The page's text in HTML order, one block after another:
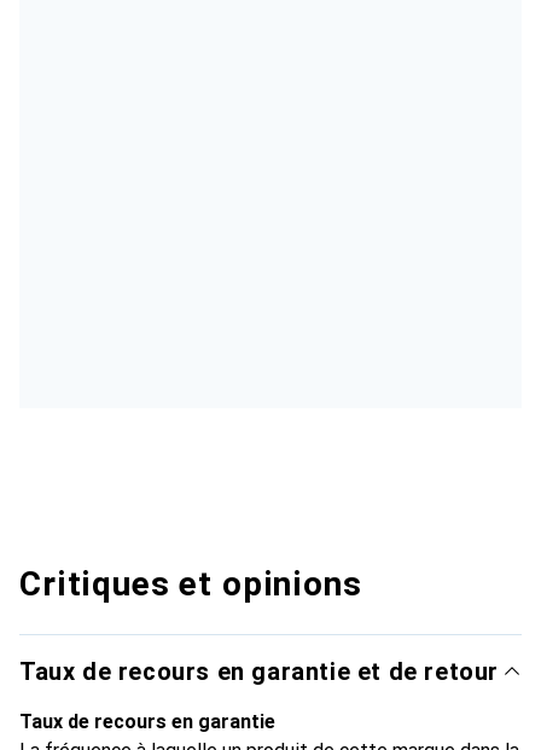
Critiques et opinions
Taux de recours en garantie et de retour
Taux de recours en garantie